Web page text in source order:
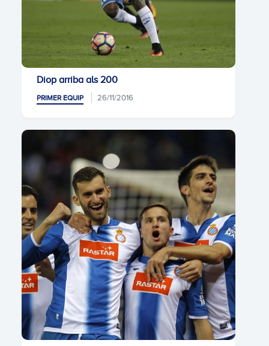
Diop arriba als 200
PRIMER EQUIP 26/11/2016